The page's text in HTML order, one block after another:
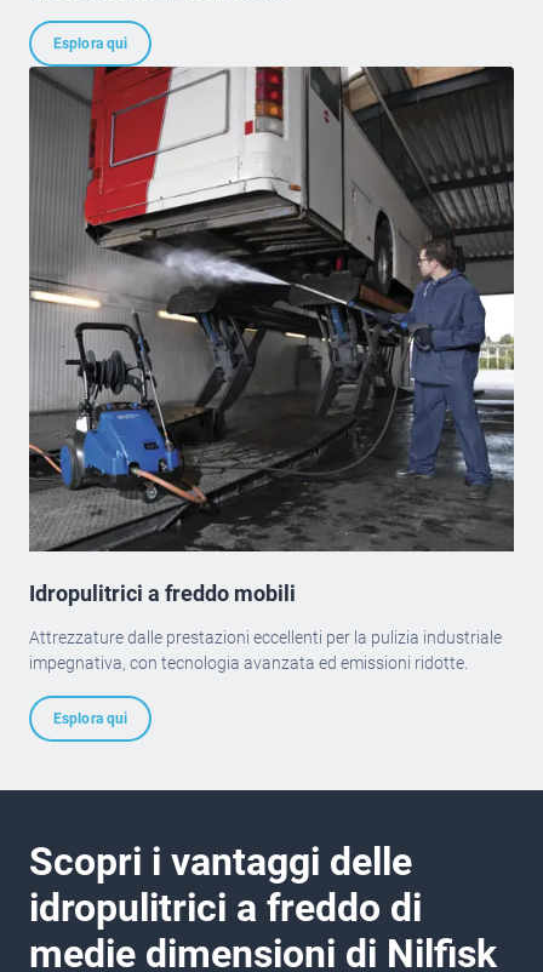
Esplora qui
Idropulitrici a freddo mobili
Attrezzature dalle prestazioni eccellenti per la pulizia industriale
impegnativa, con tecnologia avanzata ed emissioni ridotte.
Esplora qui
Scopri i vantaggi delle
idropulitrici a freddo di
medie dimensioni di Nilfisk